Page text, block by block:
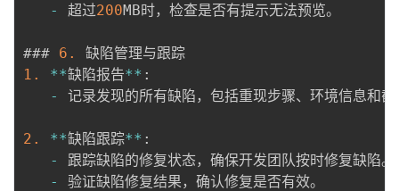
-
超过200MB时，检查是否有提示无法预览。
### 6.
1.
**缺陷报告** :
-
记录发现的所有缺陷，包括重现步骤、环境信息和截
2. **缺陷跟踪** :
-
跟踪缺陷的修复状态，确保开发团队按时修复缺陷。
-
验证缺陷修复结果，确认修复是否有效。